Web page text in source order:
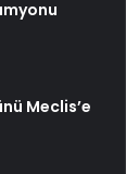
Meclis’e